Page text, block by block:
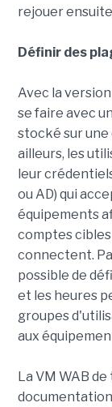
rejouer
Définir des
Avec la
se faire avec
stocké sur une
ailleurs, les
leur
ou AD) qui
équipements
comptes
connectent.
possible de
et les heures
groupes
aux
La VM WAB